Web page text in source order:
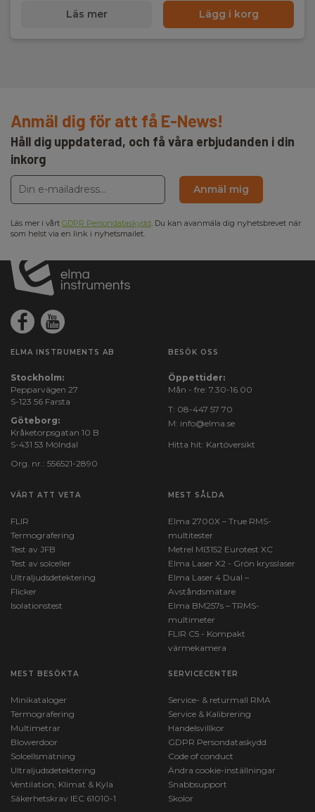
Läs mer Lägg i korg
Anmäl dig för att få E-News!
Håll dig uppdaterad, och få våra erbjudanden i din
inkorg
Anmäl mig
Läs mer i vårt GDPR Persondataskydd. Du kan avanmäla dig nyhetsbrevet när
som helst via en link i nyhetsmailet.
ELMA INSTRUMENTS AB
Stockholm:
Pepparvägen 27
S-123 56 Farsta
Göteborg:
Kråketorpsgatan 10 B
S-431 53 Mölndal
Org. nr.: 556521-2890
BESÖK OSS
Öppettider:
Mån - fre: 7.30-16.00
T: 08-447 57 70
M: info@elma.se
Hitta hit: Kartöversikt
VÄRT ATT VETA
FLIR
Termografering
Test av JFB
Test av solceller
Ultraljudsdetektering
Flicker
Isolationstest
MEST SÅLDA
Elma 2700X – True RMS-
multitester
Metrel MI3152 Eurotest XC
Elma Laser X2 - Grön krysslaser
Elma Laser 4 Dual –
Avståndsmätare
Elma BM257s – TRMS-
multimeter
FLIR C5 - Kompakt
värmekamera
MEST BESÖKTA
Minikataloger
Termografering
Multimetrar
Blowerdoor
Solcellsmätning
Ultraljudsdetektering
Ventilation, Klimat & Kyla
Säkerhetskrav IEC 61010-1
SERVICECENTER
Service- & returmall RMA
Service & Kalibrering
Handelsvillkor
GDPR Persondataskydd
Code of conduct
Ändra cookie-inställningar
Snabbsupport
Skolor